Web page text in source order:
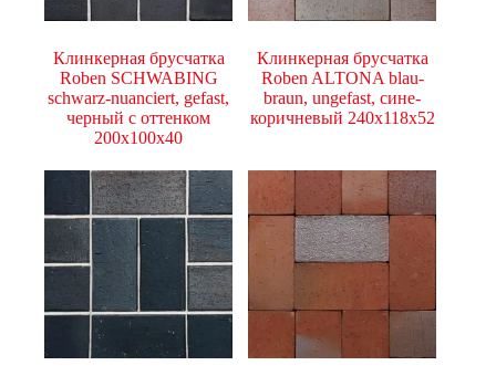
Клинкерная брусчатка
Roben SCHWABING
schwarz-nuanciert, gefast,
черный с оттенком
200x100x40
Клинкерная брусчатка
Roben ALTONA blau-
braun, ungefast, сине-
коричневый 240x118x52